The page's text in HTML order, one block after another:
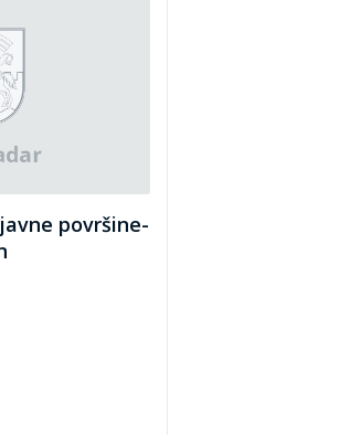
površine-